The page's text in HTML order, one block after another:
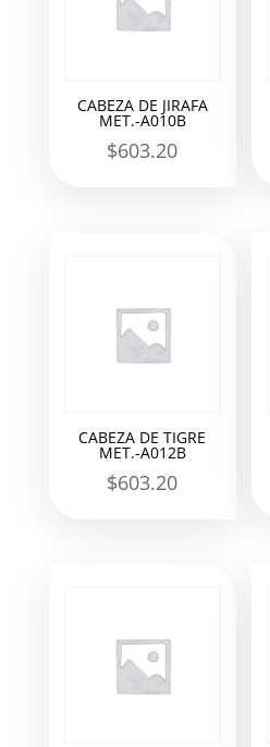
CABEZA DE JIRAFA
MET.-A010B
$603.20
CABEZA DE TIGRE
MET.-A012B
$603.20